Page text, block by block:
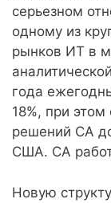
серьезном
одному из
рынков ИТ в
года
18%, при
решений CA
США. CA
Новую